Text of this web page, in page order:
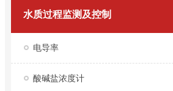
水质过程监测及控制
电导率
酸碱盐浓度计